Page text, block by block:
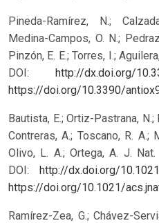
Pineda-Ramírez, N.;
Medina-Campos, O. N.;
Pinzón, E. E.; Torres, I.;
DOI: http://dx.doi.org/
https://doi.org/10.3390/
Bautista, E.; Ortiz-Pastrana,
Contreras, A.; Toscano, R.
Olivo, L. A.; Ortega, A. J.
DOI: http://dx.doi.org/
https://doi.org/10.1021/
Ramírez-Zea, G.; Chávez-